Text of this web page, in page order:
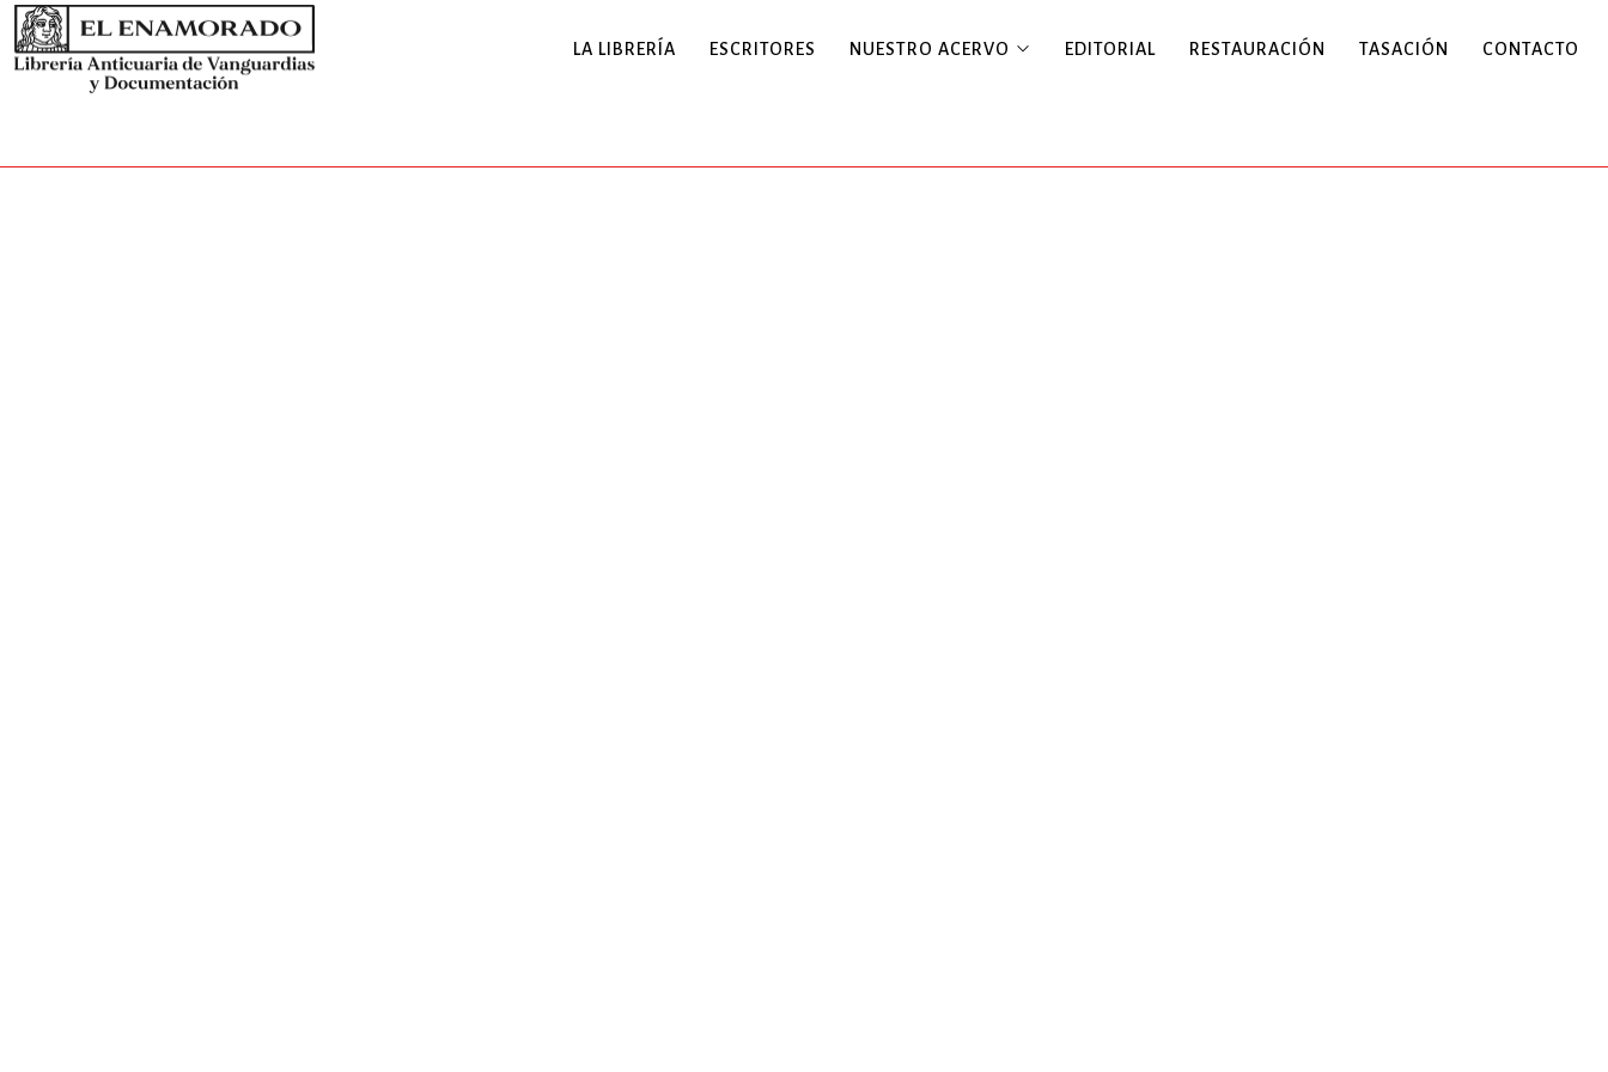
LA LIBRERÍA ESCRITORES NUESTRO ACERVO EDITORIAL RESTAURACIÓN TASACIÓN CONTACTO